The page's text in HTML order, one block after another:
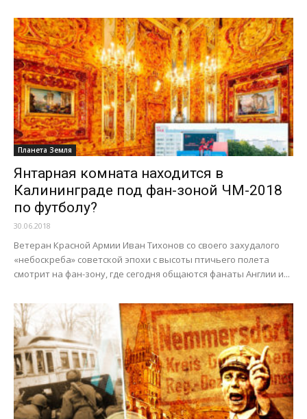
Планета Земля
Янтарная комната находится в
Калининграде под фан-зоной ЧМ-2018
по футболу?
30.06.2018
Ветеран Красной Армии Иван Тихонов со своего захудалого
«небоскреба» советской эпохи с высоты птичьего полета
смотрит на фан-зону, где сегодня общаются фанаты Англии и...